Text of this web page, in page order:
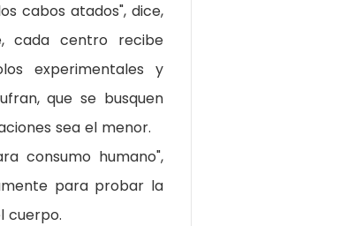
cabos atados", dice,
cada centro recibe
experimentales y
que se busquen
sea el menor.
consumo humano",
para probar la
cuerpo.